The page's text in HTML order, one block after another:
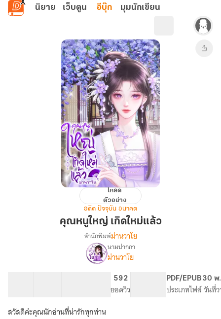
ข้ามไปยังเนื้อหาหลัก
นิยาย เว็บตูน อีบุ๊ก มุมนักเขียน
ใหญ่
เกิด
โหลด
ตัวอย่าง
อดีต ปัจจุบัน อนาคต
คุณหนูใหญ่ เกิดใหม่แล้ว
เรื่อง
คุณ
หนู
ใหญ่
เกิด
ใหม่
สำนักพิมพ์ม่านวาโย
นามปากกา
ม่านวาโย
592
ยอดวิว
PDF/EPUB
ประเภทไฟล์
30 พ
วันที่
สวัสดีค่ะคุณนักอ่านที่น่ารักทุกท่าน